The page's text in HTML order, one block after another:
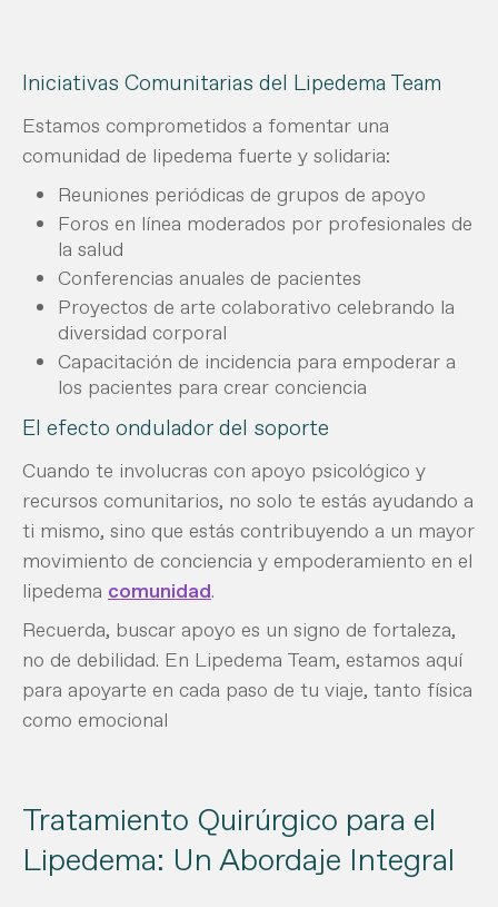
Iniciativas Comunitarias del Lipedema Team
Estamos comprometidos a fomentar una
comunidad de lipedema fuerte y solidaria:
Reuniones periódicas de grupos de apoyo
Foros en línea moderados por profesionales de
la salud
Conferencias anuales de pacientes
Proyectos de arte colaborativo celebrando la
diversidad corporal
Capacitación de incidencia para empoderar a
los pacientes para crear conciencia
El efecto ondulador del soporte
Cuando te involucras con apoyo psicológico y
recursos comunitarios, no solo te estás ayudando a
ti mismo, sino que estás contribuyendo a un mayor
movimiento de conciencia y empoderamiento en el
lipedema comunidad.
Recuerda, buscar apoyo es un signo de fortaleza,
no de debilidad. En Lipedema Team, estamos aquí
para apoyarte en cada paso de tu viaje, tanto física
como emocional
Tratamiento Quirúrgico para el
Lipedema: Un Abordaje Integral